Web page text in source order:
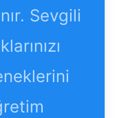
Sevgili